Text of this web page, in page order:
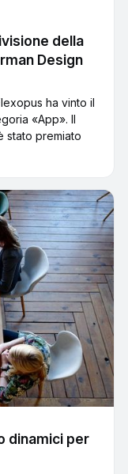
della
Design
ha vinto il
«App». Il
stato premiato
dinamici per